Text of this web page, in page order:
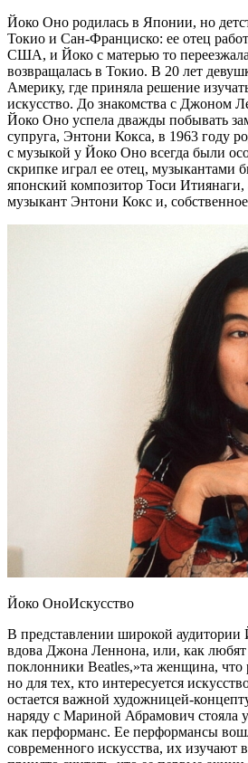
Йоко Оно родилась в Японии, но
Токио и Сан-Франциско: ее отец
США, и Йоко с матерью то
возвращалась в Токио. В 20 лет
Америку, где приняла решение
искусство. До знакомства с Джоном
Йоко Оно успела дважды побывать
супруга, Энтони Кокса, в 1963 году
с музыкой у Йоко Оно всегда были
скрипке играл ее отец, музыкантами
японский композитор Тоси Итиянаги,
музыкант Энтони Кокс и,
Йоко ОноИскусство
В представлении широкой
вдова Джона Леннона, или, как любят
поклонники Beatles,»та женщина, что
но для тех, кто интересуется
остается важной художницей-
наряду с Мариной Абрамович стояла
как перформанс. Ее перформансы
современного искусства, их изучают